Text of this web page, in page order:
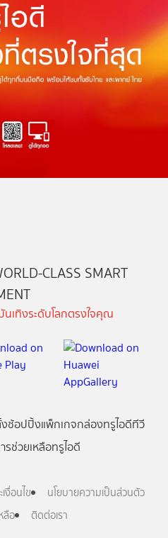
CLASS SMART
เทิงระดับโลกตรงใจคุณ
ช้อปปิ้งแพ็กเกจกล่องทรูไอดีทีวี
รช่วยเหลือทรูไอดี
งื่อนไข
นโยบายความเป็นส่วนตัว
ลือ
ติดต่อเรา